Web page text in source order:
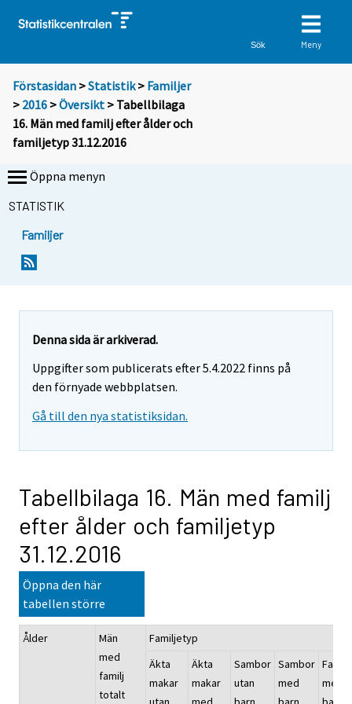
Sök Meny
Förstasidan >Statistik > Familjer
> 2016 >Översikt > Tabellbilaga
16. Män med familj efter ålder och
familjetyp 31.12.2016
Öppna menyn
STATISTIK
Familjer
Denna sida är arkiverad.
Uppgifter som publicerats efter 5.4.2022 finns på
den förnyade webbplatsen.
Gå till den nya statistiksidan.
Tabellbilaga 16. Män med familj
efter ålder och familjetyp
31.12.2016
Öppna den här
tabellen större
Ålder
Män
med
familj
totalt
Familjetyp
Äkta
makar
Äkta
makar
Sambor
utan
Sambor
med
Far
med